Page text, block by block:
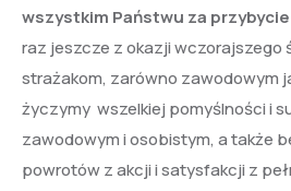
wszystkim Państwu za
raz jeszcze z okazji wczorajszego
strażakom, zarówno zawodowym
życzymy wszelkiej pomyślności i
zawodowym i osobistym, a także
powrotów z akcji i satysfakcji z